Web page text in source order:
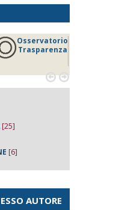
Osservatorio
Trasparenza
 
[25]
[6]
AUTORE